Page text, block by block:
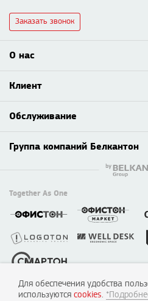
Заказать звонок
О нас
Клиент
Обслуживание
Группа компаний Белкантон
© 2003 - 2026 ООО «Смартон», Логотон™
Together As One
Для обеспечения удобства
используются cookies.